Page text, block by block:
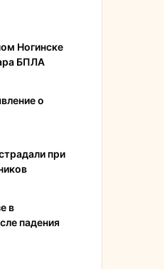
Ногинске
БПЛА
о
при
в
падения